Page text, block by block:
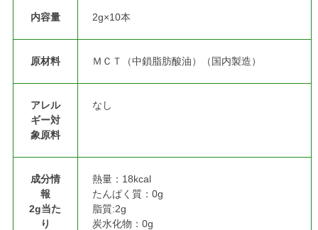
内容量 2g×10本
原材料 ＭＣＴ（中鎖脂肪酸油）（国内製造）
アレル
ギー対
象原料
なし
成分情
報
2g当た
り
熱量：18kcal
たんぱく質：0g
脂質:2g
炭水化物：0g